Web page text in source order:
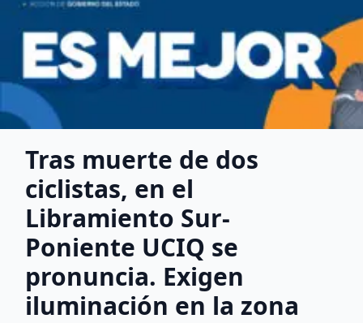
Tras muerte de dos
ciclistas, en el
Libramiento Sur-
Poniente UCIQ se
pronuncia. Exigen
iluminación en la zona